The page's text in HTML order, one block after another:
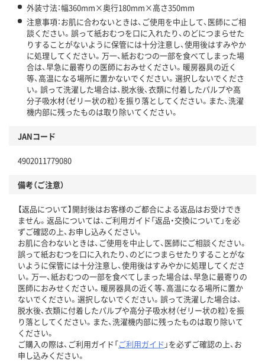
外装寸法：幅360mm×奥行180mm×高さ350mm
注意事項：お肌に合わないときは、ご使用を中止して、医師にご相
談ください。誤って紙おむつを口に入れたり、のどにつまらせた
りすることがないように保管には十分注意し、使用後はすみやか
に処理してください。万一、紙おむつの一部を食べてしまった場
合は、早急に最寄りの医師におみせください。暖房器具の近く
等、高温になる場所に置かないでください。選択しないでくださ
い。誤って洗濯した場合は、脱水後、衣類に付着したパルプや高
分子吸水材（ゼリー状の粒）を振り落としてください。また、洗濯
機内部に残ったものは取り除いてください。
JANコード
4902011779080
備考（ご注意）
【返品について】開封後はお客様のご都合による返品はお受けでき
ません。返品については、ご利用ガイド「返品・交換について」を必
ずご確認の上、お申し込みください。
お肌に合わないときは、ご使用を中止して、医師にご相談ください。
誤って紙おむつを口に入れたり、のどにつまらせたりすることがな
いように保管には十分注意し、使用後はすみやかに処理してくださ
い。万一、紙おむつの一部を食べてしまった場合は、早急に最寄りの
医師におみせください。暖房器具の近く等、高温になる場所に置か
ないでください。選択しないでください。誤って洗濯した場合は、
脱水後、衣類に付着したパルプや高分子吸水材（ゼリー状の粒）を振
り落としてください。また、洗濯機内部に残ったものは取り除いて
ください。
ご購入の際は、ご利用ガイド「ご利用ガイド 」を必ずご確認の上、お
申し込みください。